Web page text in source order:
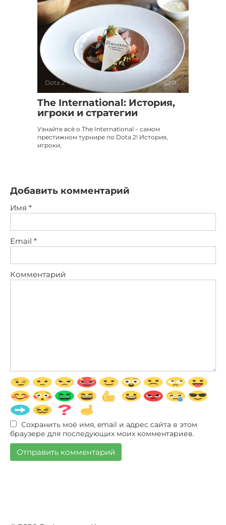
Dota 2 0
The International: История,
игроки и стратегии
Узнайте всё о The International – самом
престижном турнире по Dota 2! История,
игроки,
Добавить комментарий
Имя *
Email *
Комментарий
Сохранить моё имя, email и адрес сайта в этом
браузере для последующих моих комментариев.